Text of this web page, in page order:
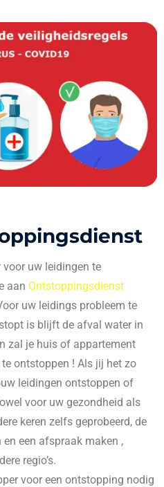
voor uw leidingen te
aan Ontstoppingsdienst
uw leidings probleem te
is blijft de afval water in
zal je huis of appartement
ontstoppen ! Als jij het zo
leidingen ontstoppen of
voor uw gezondheid als
keren zelfs geprobeerd, de
een afspraak maken ,
regio’s.
voor een ontstopping nodig